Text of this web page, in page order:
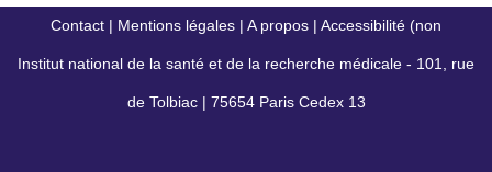
Contact | Mentions légales | A propos | Accessibilité (non
conforme)
Institut national de la santé et de la recherche médicale - 101, rue
de Tolbiac | 75654 Paris Cedex 13